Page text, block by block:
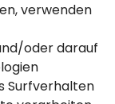
verwenden
oder darauf
Surfverhalten